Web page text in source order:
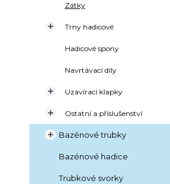
Zátky
Trny hadicové

Hadicové spony
Navrtávací díly
Uzavírací klapky

Ostatní a příslušenství

Bazénové trubky

Bazénové hadice
Trubkové svorky